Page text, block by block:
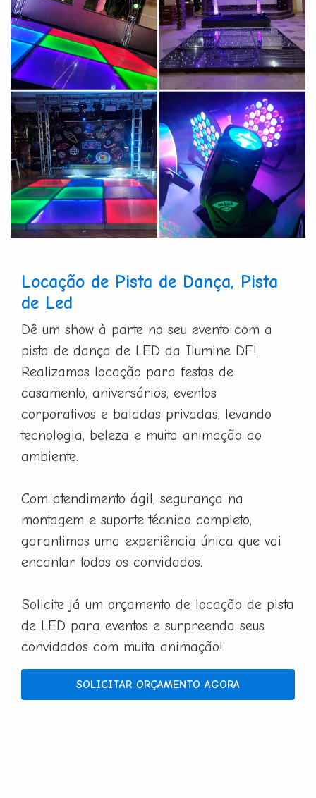
Locação de Pista de Dança, Pista
de Led
Dê um show à parte no seu evento com a
pista de dança de LED da Ilumine DF!
Realizamos locação para festas de
casamento, aniversários, eventos
corporativos e baladas privadas, levando
tecnologia, beleza e muita animação ao
ambiente.
Com atendimento ágil, segurança na
montagem e suporte técnico completo,
garantimos uma experiência única que vai
encantar todos os convidados.
Solicite já um orçamento de locação de pista
de LED para eventos e surpreenda seus
convidados com muita animação!
SOLICITAR ORÇAMENTO AGORA